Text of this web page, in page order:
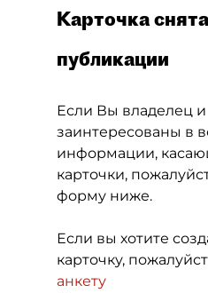
Карточка
публикации
Если Вы владелец и
заинтересованы в
информации,
карточки,
форму ниже.
Если вы хотите
карточку,
анкету